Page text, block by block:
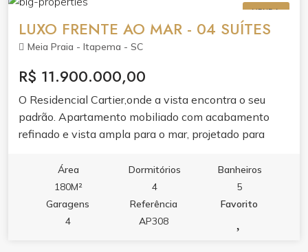
VENDA
LUXO FRENTE AO MAR - 04 SUÍTES
Meia Praia - Itapema - SC
R$ 11.900.000,00
O Residencial Cartier,onde a vista encontra o seu
padrão. Apartamento mobiliado com acabamento
refinado e vista ampla para o mar, projetado para
imóvel reúne living integrado com sala de estar e
jantar, cozinha com móveis planejados e porcelanato,
sacada com churrasqueira, varanda e dois banheiros.
Cada detalhe foi pensado para o seu bem-estar: ar
Área
180M²
Dormitórios
4
Banheiros
5
Garagens
4
Referência
AP308
Favorito